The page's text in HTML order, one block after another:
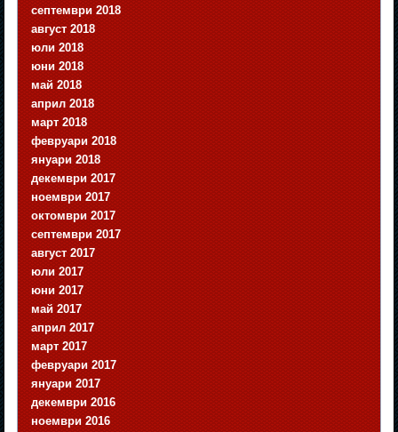
септември 2018
август 2018
юли 2018
юни 2018
май 2018
април 2018
март 2018
февруари 2018
януари 2018
декември 2017
ноември 2017
октомври 2017
септември 2017
август 2017
юли 2017
юни 2017
май 2017
април 2017
март 2017
февруари 2017
януари 2017
декември 2016
ноември 2016